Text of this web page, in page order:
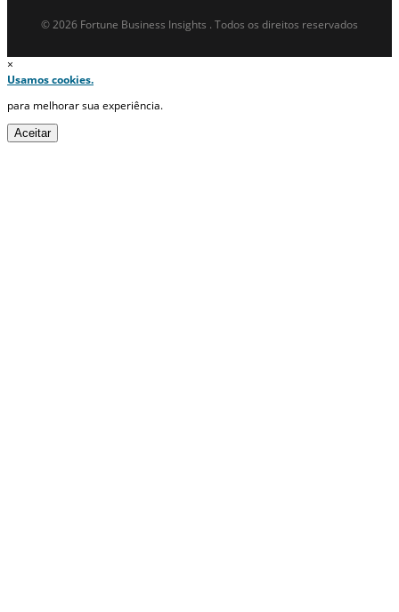
© 2026 Fortune Business Insights . Todos os direitos reservados
×
Usamos cookies.
para melhorar sua experiência.
Aceitar